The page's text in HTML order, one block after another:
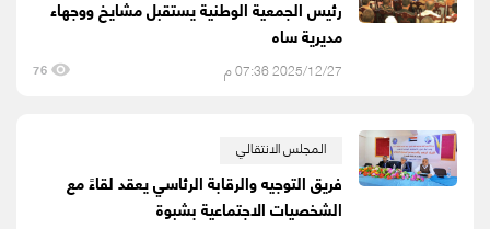
رئيس الجمعية الوطنية يستقبل مشايخ ووجهاء
مديرية ساه
2025/12/27 07:36 م 76
المجلس الانتقالي
فريق التوجيه والرقابة الرئاسي يعقد لقاءً مع
الشخصيات الاجتماعية بشبوة